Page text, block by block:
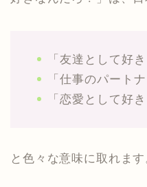
「友達として好き
「仕事のパート
「恋愛として好き
と色々な意味に取れます